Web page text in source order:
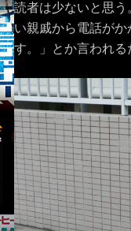
読者は少ないと思う
い親戚から電話がか
す。」とか言われる